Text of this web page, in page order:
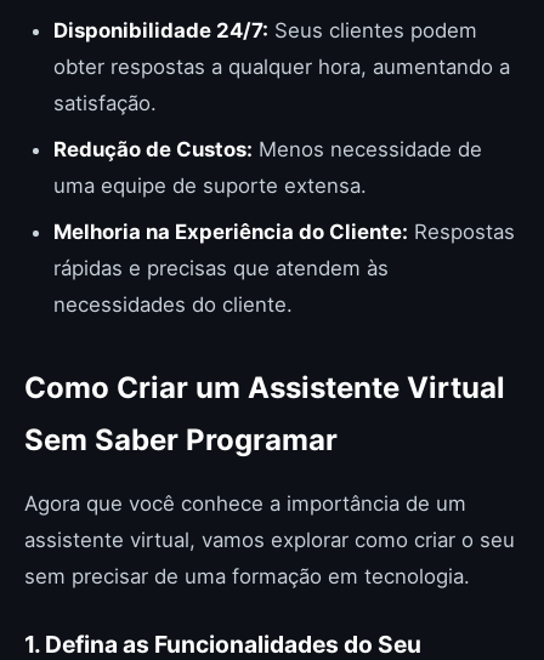
Disponibilidade 24/7: Seus clientes podem
obter respostas a qualquer hora, aumentando a
satisfação.
Redução de Custos: Menos necessidade de
uma equipe de suporte extensa.
Melhoria na Experiência do Cliente: Respostas
rápidas e precisas que atendem às
necessidades do cliente.
Como Criar um Assistente Virtual
Sem Saber Programar
Agora que você conhece a importância de um
assistente virtual, vamos explorar como criar o seu
sem precisar de uma formação em tecnologia.
1. Defina as Funcionalidades do Seu